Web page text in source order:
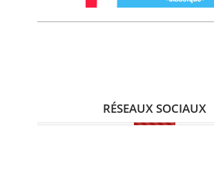
RÉSEAUX SOCIAUX